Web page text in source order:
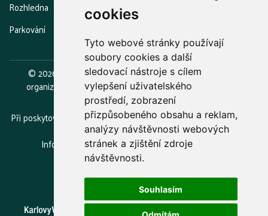
cookies
Tyto webové stránky používají
soubory cookies a další
sledovací nástroje s cílem
vylepšení uživatelského
prostředí, zobrazení
přizpůsobeného obsahu a reklam,
analýzy návštěvnosti webových
stránek a zjištění zdroje
návštěvnosti.
Souhlasím
Rozhledna Stezka strašidel Grilování a opékání
Parkování
©2026
Lázeňské lesy a parky Karlovy Vary, příspěvková
organizace.
Zřizovatelem je statutární město Karlovy Vary.
Při poskytování služeb nám pomáhají soubory cookie. Používáním
webu vyjadřujete souhlas.
Informace o zpracovávání osobních údajů